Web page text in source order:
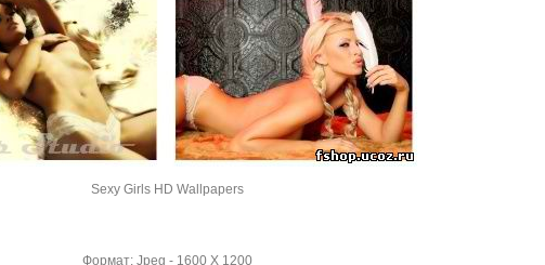
Sexy Girls HD Wallpapers
Формат: Jpeg - 1600 X 1200